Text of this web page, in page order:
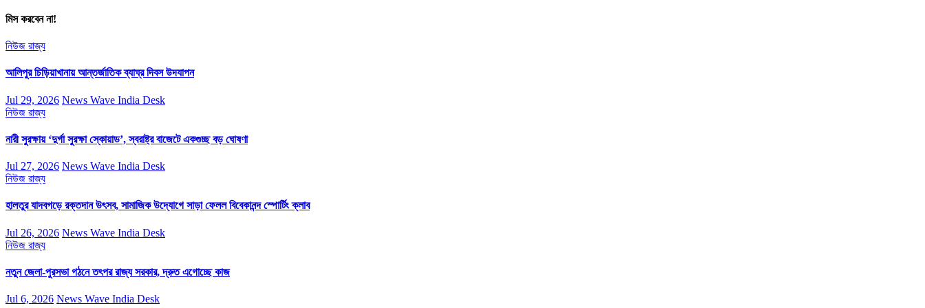
মিস করবেন না!
নিউজ রাজ্য
আলিপুর চিড়িয়াখানায় আন্তর্জাতিক ব্যাঘ্র দিবস উদযাপন
Jul 29, 2026 News Wave India Desk
নিউজ রাজ্য
নারী সুরক্ষায় ‘দুর্গা সুরক্ষা স্কোয়াড’, স্বরাষ্ট্র বাজেটে একগুচ্ছ বড় ঘোষণা
Jul 27, 2026 News Wave India Desk
নিউজ রাজ্য
হালতুর যাদবগড়ে রক্তদান উৎসব, সামাজিক উদ্যোগে সাড়া ফেলল বিবেকানন্দ স্পোর্টিং ক্লাব
Jul 26, 2026 News Wave India Desk
নিউজ রাজ্য
নতুন জেলা-পুরসভা গঠনে তৎপর রাজ্য সরকার, দ্রুত এগোচ্ছে কাজ
Jul 6, 2026 News Wave India Desk